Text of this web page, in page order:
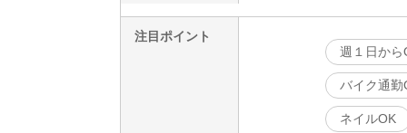
注目ポイント
週１日から
バイク通勤
ネイルOK